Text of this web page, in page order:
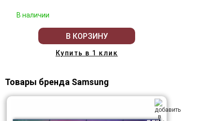
В наличии
В КОРЗИНУ
Купить в 1 клик
Товары бренда Samsung